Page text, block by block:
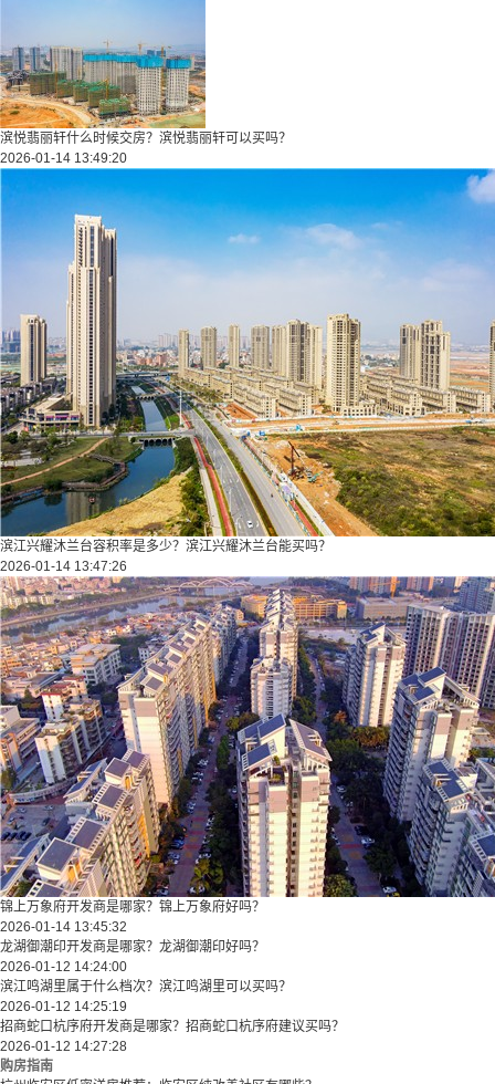
滨悦翡丽轩什么时候交房？滨悦翡丽轩可以买吗？
2026-01-14 13:49:20
滨江兴耀沐兰台容积率是多少？滨江兴耀沐兰台能买吗？
2026-01-14 13:47:26
锦上万象府开发商是哪家？锦上万象府好吗？
2026-01-14 13:45:32
龙湖御潮印开发商是哪家？龙湖御潮印好吗？
2026-01-12 14:24:00
滨江鸣湖里属于什么档次？滨江鸣湖里可以买吗？
2026-01-12 14:25:19
招商蛇口杭序府开发商是哪家？招商蛇口杭序府建议买吗？
2026-01-12 14:27:28
购房指南